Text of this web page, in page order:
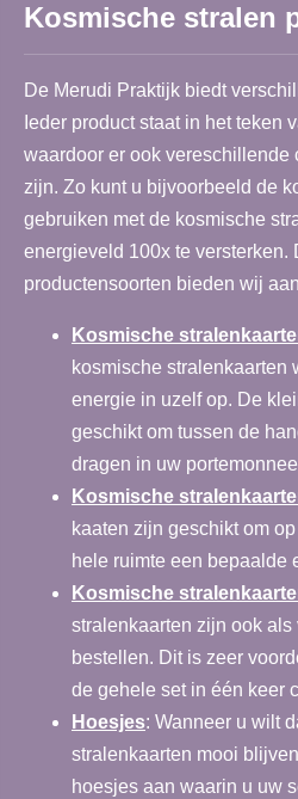
Kosmische stralen
De Merudi Praktijk biedt
Ieder product staat in het teken
waardoor er ook vereschillende
zijn. Zo kunt u bijvoorbeeld de
gebruiken met de kosmische
energieveld 100x te versterken.
productensoorten bieden wij
Kosmische
kosmische stralenkaarten
energie in uzelf op. De
geschikt om tussen de
dragen in uw
Kosmische
kaaten zijn geschikt om
hele ruimte een bepaalde
Kosmische
stralenkaarten zijn ook als
bestellen. Dit is zeer
de gehele set in één keer
Hoesjes: Wanneer u wilt
stralenkaarten mooi
hoesjes aan waarin u uw